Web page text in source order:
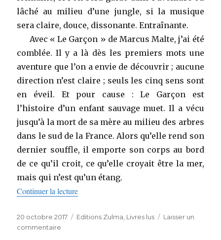
lâché au milieu d’une jungle, si la musique
sera claire, douce, dissonante. Entraînante.
Avec « Le Garçon » de Marcus Malte, j’ai été
comblée. Il y a là dès les premiers mots une
aventure que l’on a envie de découvrir ; aucune
direction n’est claire ; seuls les cinq sens sont
en éveil. Et pour cause : Le Garçon est
l’histoire d’un enfant sauvage muet. Il a vécu
jusqu’à la mort de sa mère au milieu des arbres
dans le sud de la France. Alors qu’elle rend son
dernier souffle, il emporte son corps au bord
de ce qu’il croit, ce qu’elle croyait être la mer,
mais qui n’est qu’un étang.
Continuer la lecturede « Le Garçon de Marcus Malte (Editions
Publié
le
20 octobre 2017 Catégories
Editions Zulma Livres lus
Laisser un
commentaire